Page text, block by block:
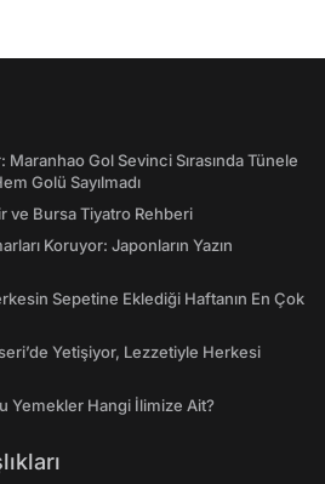
Gol Sevinci Sırasında Tünele
Golü Sayılmadı
ve Bursa Tiyatro Rehberi
Koruyor: Japonların Yazın
Sepetine Eklediği Haftanın En Çok
Yetişiyor, Lezzetiyle Herkesi
Yemekler Hangi İlimize Ait?